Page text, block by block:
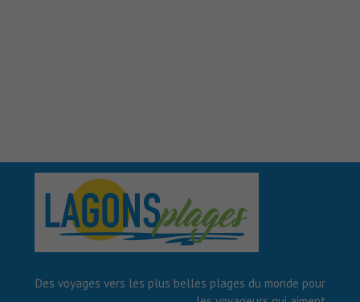
Des voyages vers les plus belles plages du monde pour